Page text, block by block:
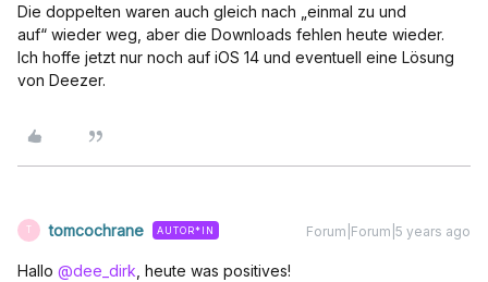
Die doppelten waren auch gleich nach „einmal zu und
auf“ wieder weg, aber die Downloads fehlen heute wieder.
Ich hoffe jetzt nur noch auf iOS 14 und eventuell eine Lösung
von Deezer.
T tomcochrane AUTOR*IN Forum|Forum|5 years ago
Hallo @dee_dirk , heute was positives!